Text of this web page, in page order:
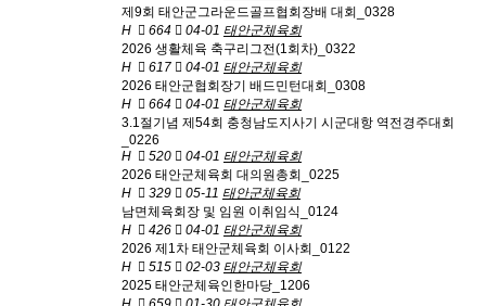
제9회 태안군그라운드골프협회장배 대회_0328
H
664 04-01 태안군체육회
2026 생활체육 축구리그전(1회차)_0322
H
617 04-01 태안군체육회
2026 태안군협회장기 배드민턴대회_0308
H
664 04-01 태안군체육회
3.1절기념 제54회 충청남도지사기 시군대항 역전경주대회
_0226
H
520 04-01 태안군체육회
2026 태안군체육회 대의원총회_0225
H
329 05-11 태안군체육회
남면체육회장 및 임원 이취임식_0124
H
426 04-01 태안군체육회
2026 제1차 태안군체육회 이사회_0122
H
515 02-03 태안군체육회
2025 태안군체육인한마당_1206